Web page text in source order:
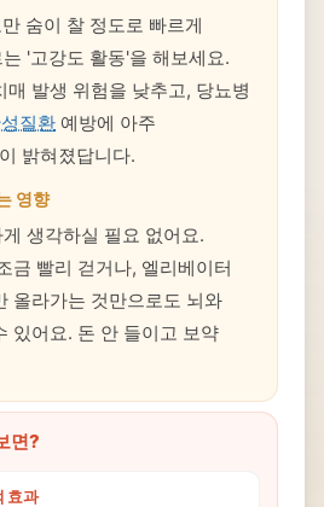
숨이 찰 정도로 빠르게
'고강도 활동'을 해보세요.
매 발생 위험을 낮추고, 당뇨병
질환 예방에 아주
밝혀졌답니다.
영향
생각하실 필요 없어요.
금 빨리 걷거나, 엘리베이터
올라가는 것만으로도 뇌와
있어요. 돈 안 들이고 보약
면?
효과